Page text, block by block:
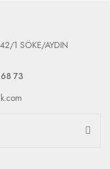
1 SÖKE/AYDIN
73